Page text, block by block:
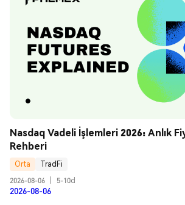
Nasdaq Vadeli İşlemleri 2026: Anlık
Rehberi
Orta
TradFi
2026-08-06
5-10d
2026-08-06